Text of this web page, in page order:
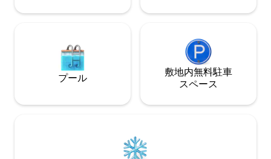
す。Starlink Wi-Fi。
プール
敷地内無料駐⁠車
ス⁠ペ⁠ー⁠ス